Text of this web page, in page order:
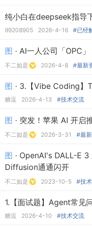
纯小白在deepseek指导
99208905 2026-4-16 #已经
图 · AI一人公司「OPC
不二如是 2026-4-8 #最新
图 · 3.【Vibe Coding】
糖逗 2026-4-13 #技术交流
图 · 突发！苹果 AI 开启
不二如是 2026-3-31 #最
图 · OpenAI's DALL-E
Diffusion通通闪开
不二如是 2023-10-5 #技
1.【面试题】Agent常见
糖逗 2026-4-10 #技术交流